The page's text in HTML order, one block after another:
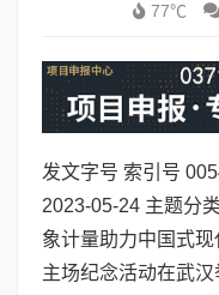
77℃
发文字号 索引号
2023-05-24 主题分
象 ​计量助力中国式
主场纪念活动在武